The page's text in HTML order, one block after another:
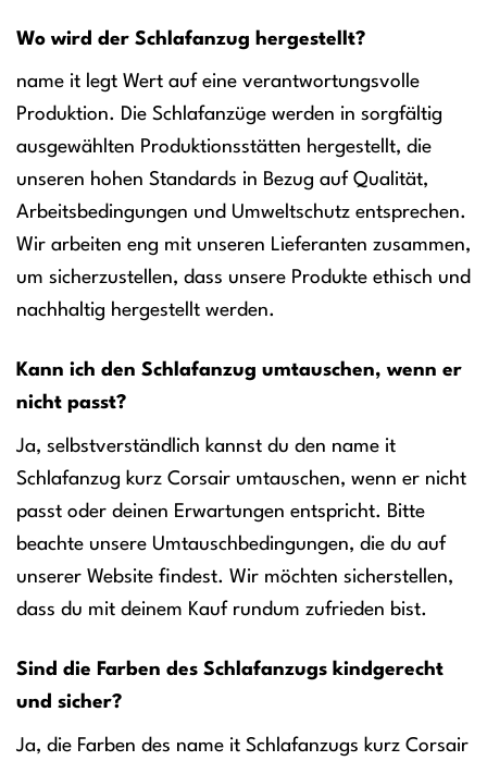
Wo wird der Schlafanzug hergestellt?
name it legt Wert auf eine verantwortungsvolle
Produktion. Die Schlafanzüge werden in sorgfältig
ausgewählten Produktionsstätten hergestellt, die
unseren hohen Standards in Bezug auf Qualität,
Arbeitsbedingungen und Umweltschutz entsprechen.
Wir arbeiten eng mit unseren Lieferanten zusammen,
um sicherzustellen, dass unsere Produkte ethisch und
nachhaltig hergestellt werden.
Kann ich den Schlafanzug umtauschen, wenn er
nicht passt?
Ja, selbstverständlich kannst du den name it
Schlafanzug kurz Corsair umtauschen, wenn er nicht
passt oder deinen Erwartungen entspricht. Bitte
beachte unsere Umtauschbedingungen, die du auf
unserer Website findest. Wir möchten sicherstellen,
dass du mit deinem Kauf rundum zufrieden bist.
Sind die Farben des Schlafanzugs kindgerecht
und sicher?
Ja, die Farben des name it Schlafanzugs kurz Corsair